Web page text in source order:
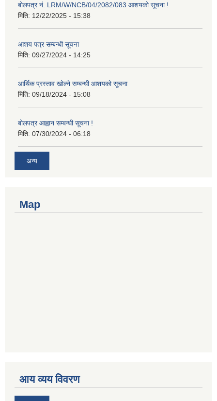
बोलपत्र नं. LRM/W/NCB/04/2082/083 आशयको सूचना !
मिति: 12/22/2025 - 15:38
आशय पत्र सम्बन्धी सूचना
मिति: 09/27/2024 - 14:25
आर्थिक प्रस्ताव खोल्ने सम्बन्धी आशयको सूचना
मिति: 09/18/2024 - 15:08
बोलपत्र आह्वान सम्बन्धी सूचना !
मिति: 07/30/2024 - 06:18
अन्य
Map
आय व्यय विवरण